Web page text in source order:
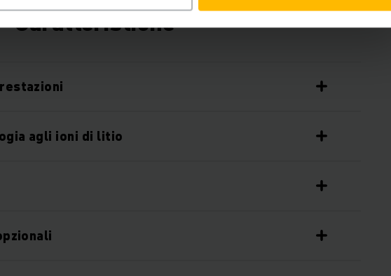
Caratteristiche
agli ioni di litio